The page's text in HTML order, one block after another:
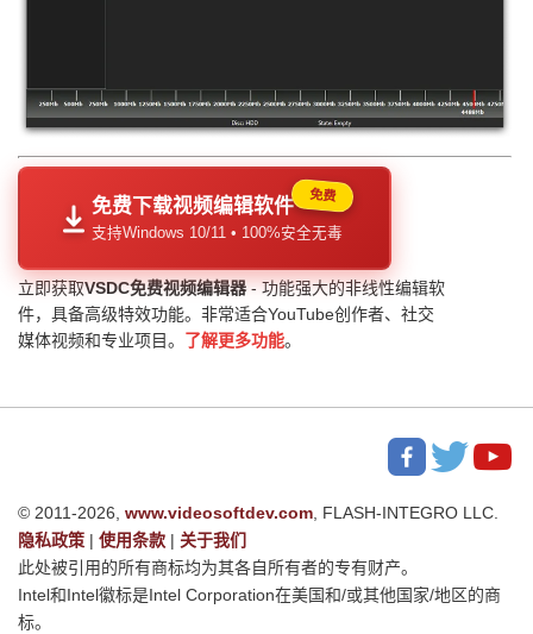
免费下载视频编辑软件
支持Windows 10/11 • 100%安全无毒
免费
立即获取VSDC免费视频编辑器- 功能强大的非线性编辑软
件，具备高级特效功能。非常适合YouTube创作者、社交
媒体视频和专业项目。 了解更多功能。
© 2011-2026, www.videosoftdev.com , FLASH-INTEGRO LLC.
隐私政策 | 使用条款 | 关于我们
此处被引用的所有商标均为其各自所有者的专有财产。
Intel和Intel徽标是Intel Corporation在美国和/或其他国家/地区的商
标。